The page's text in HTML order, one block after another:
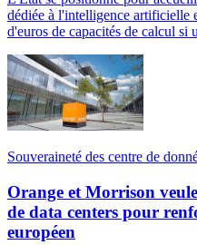
dédiée à l'intelligence artificielle
d'euros de capacités de calcul si
Souveraineté des centre de
Orange et Morrison
de data centers pour
européen